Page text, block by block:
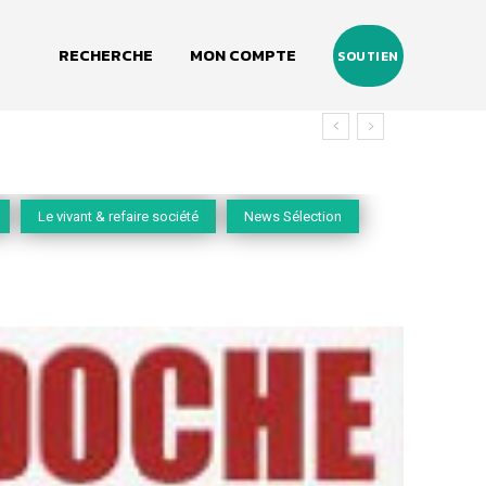
RECHERCHE MON COMPTE SOUTIEN
Le vivant & refaire société News Sélection